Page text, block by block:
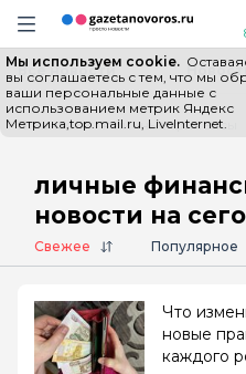
Информационный портал
Навигация сайта
Мы используем cookie.
вы соглашаетесь с тем, что мы
ваши персональные данные с
использованием метрик Яндекс
Метрика,top.mail.ru, LiveInternet.
Все новости
Главная # личные финансы
личные
новости на
Свежее Популярное
Что
новые
каждого